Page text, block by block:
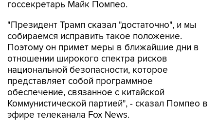
госсекретарь Майк Помпео.
"Президент Трамп сказал "достаточно", и мы
собираемся исправить такое положение.
Поэтому он примет меры в ближайшие дни в
отношении широкого спектра рисков
национальной безопасности, которое
представляет собой программное
обеспечение, связанное с китайской
Коммунистической партией", - сказал Помпео в
эфире телеканала Fox News.